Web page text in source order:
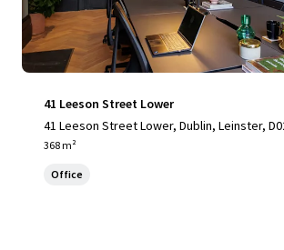
41 Leeson Street Lower
41 Leeson Street Lower, Dublin, Leinster,
368 m²
Office